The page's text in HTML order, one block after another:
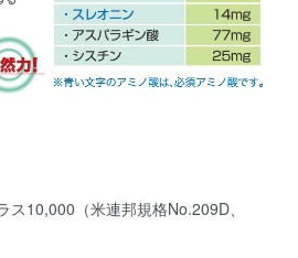
10,000（米連邦規格No.209D、